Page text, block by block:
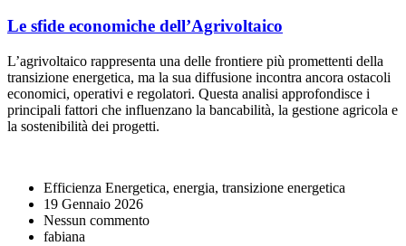
Le sfide economiche dell’Agrivoltaico
L’agrivoltaico rappresenta una delle frontiere più promettenti della
transizione energetica, ma la sua diffusione incontra ancora ostacoli
economici, operativi e regolatori. Questa analisi approfondisce i
principali fattori che influenzano la bancabilità, la gestione agricola e
la sostenibilità dei progetti.
Efficienza Energetica, energia, transizione energetica
19 Gennaio 2026
Nessun commento
fabiana